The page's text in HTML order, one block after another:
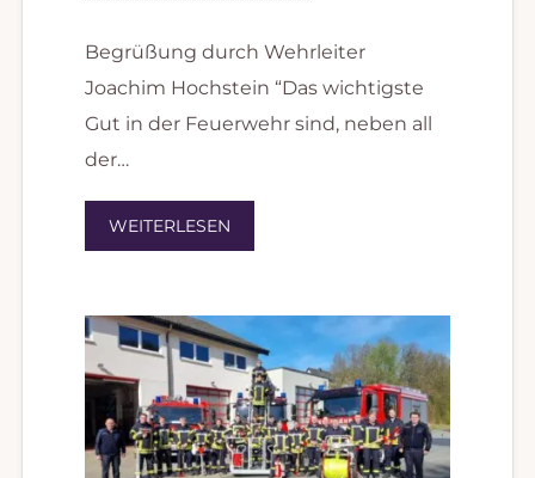
Begrüßung durch Wehrleiter
Joachim Hochstein “Das wichtigste
Gut in der Feuerwehr sind, neben all
der…
WEITERLESEN